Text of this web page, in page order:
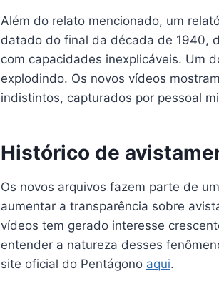
Além do relato mencionado, um
datado do final da década de 1940,
com capacidades inexplicáveis. Um
explodindo. Os novos vídeos
indistintos, capturados por pessoal
Histórico de
Os novos arquivos fazem parte de
aumentar a transparência sobre
vídeos tem gerado interesse
entender a natureza desses
site oficial do Pentágono aqui.